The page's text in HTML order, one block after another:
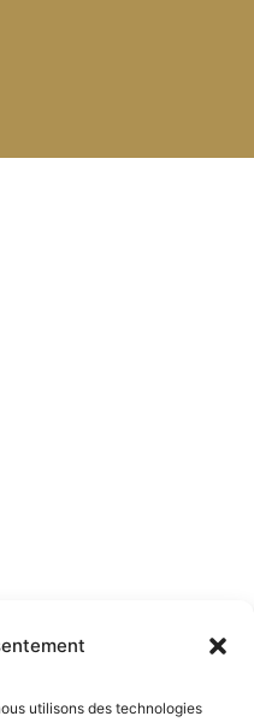
utilisons des technologies